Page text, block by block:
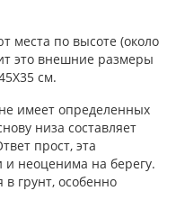
места по высоте (около
это внешние размеры
см.
имеет определенных
низа составляет
прост, эта
и неоценима на берегу.
грунт, особенно